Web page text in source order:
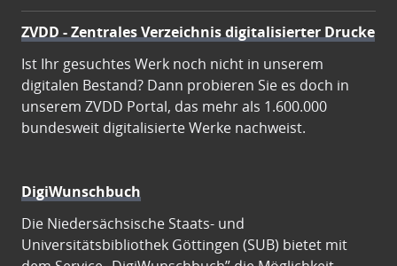
ZVDD - Zentrales Verzeichnis digitalisierter Drucke
Ist Ihr gesuchtes Werk noch nicht in unserem
digitalen Bestand? Dann probieren Sie es doch in
unserem ZVDD Portal, das mehr als 1.600.000
bundesweit digitalisierte Werke nachweist.
DigiWunschbuch
Die Niedersächsische Staats- und
Universitätsbibliothek Göttingen (SUB) bietet mit